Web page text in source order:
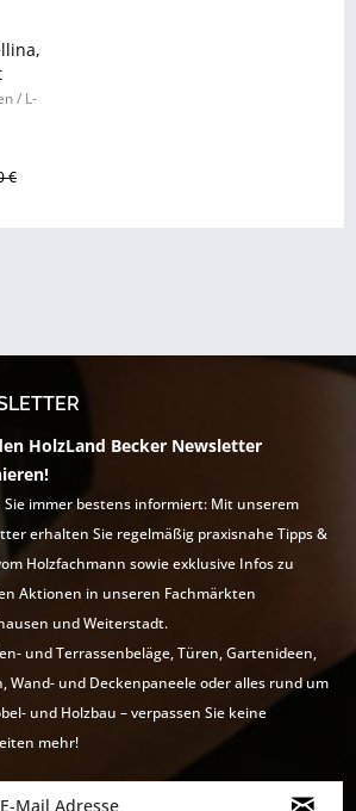
/ L-
€
HolzLand Becker Newsletter
Sie immer bestens informiert: Mit unserem
erhalten Sie regelmäßig praxisnahe Tipps &
Holzfachmann sowie exklusive Infos zu
Aktionen in unseren Fachmärkten
und Weiterstadt.
und Terrassenbeläge, Türen, Gartenideen,
Wand- und Deckenpaneele oder alles rund um
und Holzbau – verpassen Sie keine
mehr!